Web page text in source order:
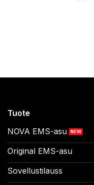
Tuote
NOVA EMS-asu
Original EMS-asu
Sovellustilauss